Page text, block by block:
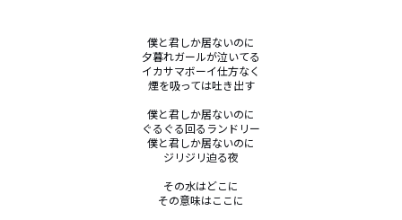
僕と君しか居ないのに
夕暮れガールが泣いてる
イカサマボーイ仕方なく
煙を吸っては吐き出す
僕と君しか居ないのに
ぐるぐる回るランドリー
僕と君しか居ないのに
ジリジリ迫る夜
その水はどこに
その意味はここに